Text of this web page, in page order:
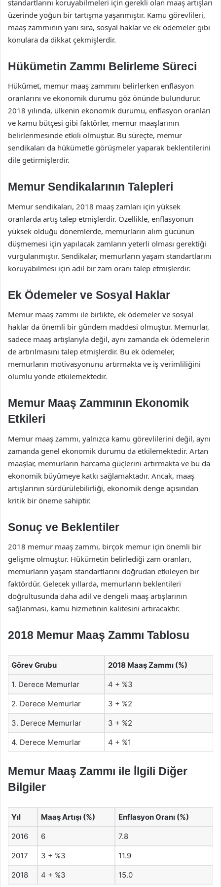
standartlarını koruyabilmeleri için gerekli olan maaş artışları
üzerinde yoğun bir tartışma yaşanmıştır. Kamu görevlileri,
maaş zammının yanı sıra, sosyal haklar ve ek ödemeler gibi
konulara da dikkat çekmişlerdir.
Hükümetin Zammı Belirleme Süreci
Hükümet, memur maaş zammını belirlerken enflasyon
oranlarını ve ekonomik durumu göz önünde bulundurur.
2018 yılında, ülkenin ekonomik durumu, enflasyon oranları
ve kamu bütçesi gibi faktörler, memur maaşlarının
belirlenmesinde etkili olmuştur. Bu süreçte, memur
sendikaları da hükümetle görüşmeler yaparak beklentilerini
dile getirmişlerdir.
Memur Sendikalarının Talepleri
Memur sendikaları, 2018 maaş zamları için yüksek
oranlarda artış talep etmişlerdir. Özellikle, enflasyonun
yüksek olduğu dönemlerde, memurların alım gücünün
düşmemesi için yapılacak zamların yeterli olması gerektiği
vurgulanmıştır. Sendikalar, memurların yaşam standartlarını
koruyabilmesi için adil bir zam oranı talep etmişlerdir.
Ek Ödemeler ve Sosyal Haklar
Memur maaş zammı ile birlikte, ek ödemeler ve sosyal
haklar da önemli bir gündem maddesi olmuştur. Memurlar,
sadece maaş artışlarıyla değil, aynı zamanda ek ödemelerin
de artırılmasını talep etmişlerdir. Bu ek ödemeler,
memurların motivasyonunu artırmakta ve iş verimliliğini
olumlu yönde etkilemektedir.
Memur Maaş Zammının Ekonomik
Etkileri
Memur maaş zammı, yalnızca kamu görevlilerini değil, aynı
zamanda genel ekonomik durumu da etkilemektedir. Artan
maaşlar, memurların harcama güçlerini artırmakta ve bu da
ekonomik büyümeye katkı sağlamaktadır. Ancak, maaş
artışlarının sürdürülebilirliği, ekonomik denge açısından
kritik bir öneme sahiptir.
Sonuç ve Beklentiler
2018 memur maaş zammı, birçok memur için önemli bir
gelişme olmuştur. Hükümetin belirlediği zam oranları,
memurların yaşam standartlarını doğrudan etkileyen bir
faktördür. Gelecek yıllarda, memurların beklentileri
doğrultusunda daha adil ve dengeli maaş artışlarının
sağlanması, kamu hizmetinin kalitesini artıracaktır.
2018 Memur Maaş Zammı Tablosu
Görev Grubu 2018 Maaş Zammı (%)
1. Derece Memurlar 4 + %3
2. Derece Memurlar 3 + %2
3. Derece Memurlar 3 + %2
4. Derece Memurlar 4 + %1
Memur Maaş Zammı ile İlgili Diğer
Bilgiler
Yıl Maaş Artışı (%) Enflasyon Oranı (%)
2016 6 7.8
2017 3 + %3 11.9
2018 4 + %3 15.0